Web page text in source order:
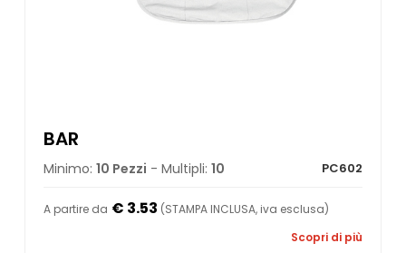
BAR
Minimo: 10 Pezzi - Multipli: 10 PC602
A partire da € 3.53 (STAMPA INCLUSA, iva esclusa)
Scopri di più